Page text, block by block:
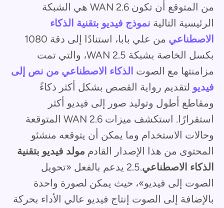
من المتوقع أن تكون WAN 2.6 هي الشبكة
الرئيسية التالية نموذج فيديو بتقنية الذكاء
الاصطناعي
من علي بابا، استنادًا إلى دقة 1080
بكسل الخاصة بشبكة WAN 2.5، والتي تمت
مزامنتها مع الصوت الذكاء الاصطناعي من نص إلى
فيديو لتقديم رواية القصص بشكل أكثر ذكاءً
ومقاطع أطول وتوليد صور إلى فيديو أكثر
استقرارًا. استكشف ميزات WAN 2.6 المتوقعة
وحالات الاستخدام وما يمكن أن يتوقعه منشئو
المحتوى من هذا الإصدار القادم مولد فيديو بتقنية
الذكاء الاصطناعي
.2.5 يدعم بالفعل «تحويل
الصوت إلى فيديو»، حيث يمكن لصورة واحدة
بالإضافة إلى الصوت إنتاج فيديو عالي الأداء بحركة